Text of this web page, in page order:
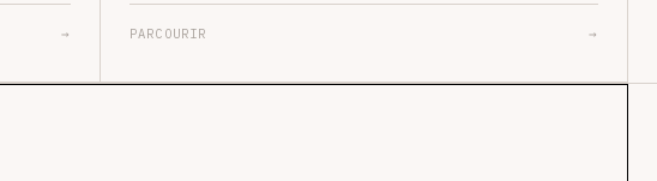
→ PARCOURIR →